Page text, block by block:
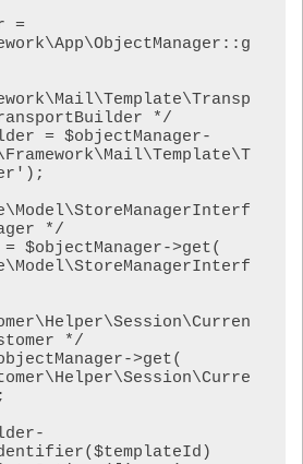
=
*/
= $objectManager-
*/
= $objectManager->get(
*/
>get(